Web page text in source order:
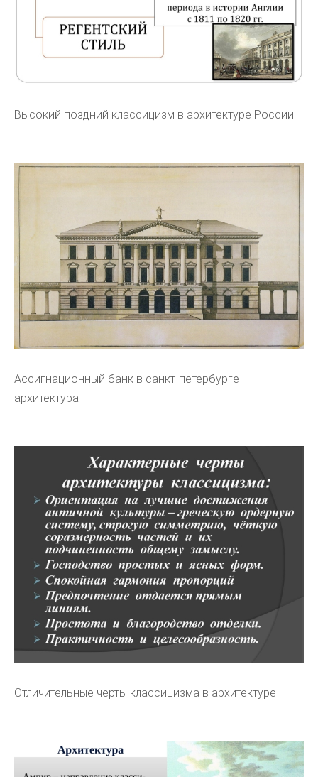
Высокий поздний классицизм в архитектуре России
Ассигнационный банк в санкт-петербурге
архитектура
Отличительные черты классицизма в архитектуре